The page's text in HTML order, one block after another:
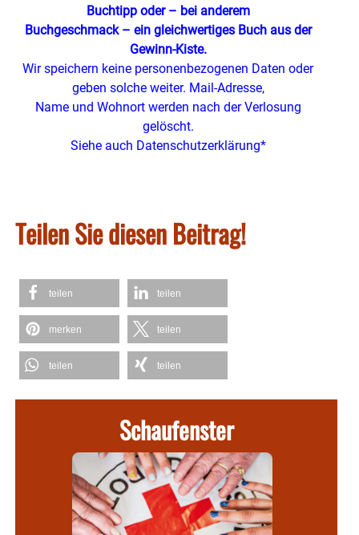
Buchtipp oder – bei anderem
Buchgeschmack – ein gleichwertiges Buch aus der
Gewinn-Kiste.
Wir speichern keine personenbezogenen Daten oder
geben solche weiter. Mail-Adresse,
Name und Wohnort werden nach der Verlosung
gelöscht.
Siehe auch Datenschutzerklärung*
Teilen Sie diesen Beitrag!
teilen teilen
merken teilen
teilen teilen
Schaufenster